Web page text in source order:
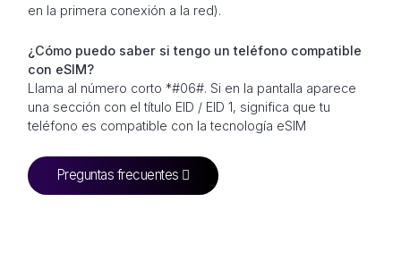
en la primera conexión a la red).
¿Cómo puedo saber si tengo un teléfono compatible
con eSIM?
Llama al número corto *#06#. Si en la pantalla aparece
una sección con el título EID / EID 1, significa que tu
teléfono es compatible con la tecnología eSIM
Preguntas frecuentes